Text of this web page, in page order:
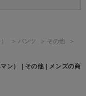
カ
パンツ
その他
ン）
| その他 | メンズの商